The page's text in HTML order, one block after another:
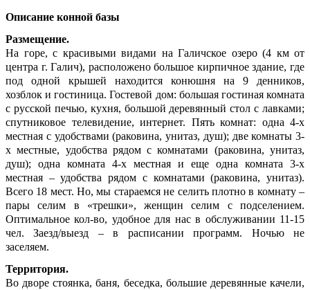
Описание конной базы
Размещение.
На горе, с красивыми видами на Галичское озеро (4 км от
центра г. Галич), расположено большое кирпичное здание, где
под одной крышей находится конюшня на 9 денников,
хозблок и гостиница.Гостевой дом: большая гостиная комната
с русской печью, кухня, большой деревянный стол с лавками;
спутниковое телевидение, интернет. Пять комнат: одна 4-х
местная с удобствами (раковина, унитаз, душ); две комнаты 3-
х местные, удобства рядом с комнатами (раковина, унитаз,
душ); одна комната 4-х местная и еще одна комната 3-х
местная – удобства рядом с комнатами (раковина, унитаз).
Всего 18 мест. Но, мы стараемся не селить плотно в комнату –
пары селим в «трешки», женщин селим с подселением.
Оптимальное кол-во, удобное для нас в обслуживании 11-15
чел. Заезд/выезд – в расписании программ. Ночью не
заселяем.
Территория.
Во дворе стоянка, баня, беседка, большие деревянные качели,